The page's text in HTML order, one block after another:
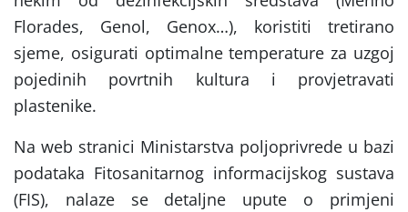
Florades, Genol, Genox…), koristiti tretirano
sjeme, osigurati optimalne temperature za uzgoj
pojedinih povrtnih kultura i provjetravati
plastenike.
Na web stranici Ministarstva poljoprivrede u bazi
podataka Fitosanitarnog informacijskog sustava
(FIS), nalaze se detaljne upute o primjeni